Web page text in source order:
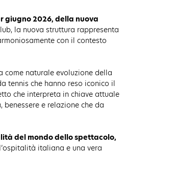
giugno 2026, della nuova
la nuova struttura rappresenta
con il contesto
come naturale evoluzione della
tennis che hanno reso iconico il
che interpreta in chiave attuale
e relazione che da
del mondo dello spettacolo,
italiana e una vera